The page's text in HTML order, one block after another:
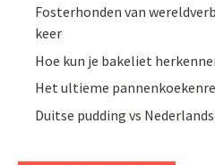
Fosterhonden van
keer
Hoe kun je bakeliet
Het ultieme
Duitse pudding vs